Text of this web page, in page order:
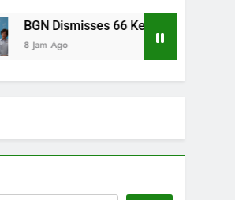
66 Kepala Dapur MBG Karena